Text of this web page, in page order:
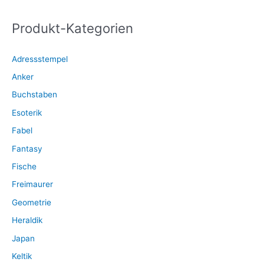
n
c
h
:
Produkt-Kategorien
Adressstempel
Anker
Buchstaben
Esoterik
Fabel
Fantasy
Fische
Freimaurer
Geometrie
Heraldik
Japan
Keltik